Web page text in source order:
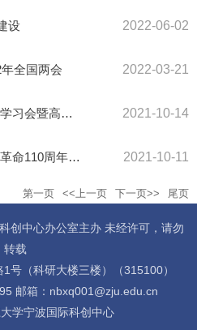
设 2022-06-02
全国两会 2022-03-21
宁波科创中心党总支召开专题学习会暨高级职务人员综合测评会 2021-10-14
宁波科创中心党总支收看辛亥革命110周年大会直播 2021-10-11
第一页 <<上一页 下一页>> 尾页
创中心办公室主办 未经许可，请勿
转载
号（科研大楼三楼）（315100）
邮箱：nbxq001@zju.edu.cn
学宁波国际科创中心